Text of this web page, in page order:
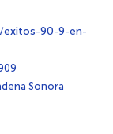
exitos-90-9-en-
Sonora